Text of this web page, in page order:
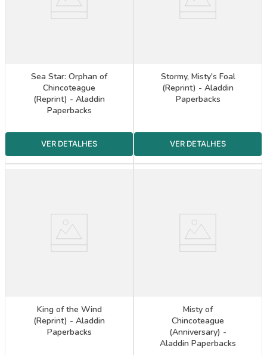
Sea Star: Orphan of
Chincoteague
(Reprint) - Aladdin
Paperbacks
Stormy, Misty's Foal
(Reprint) - Aladdin
Paperbacks
King of the Wind
(Reprint) - Aladdin
Paperbacks
Misty of
Chincoteague
(Anniversary) -
Aladdin Paperbacks